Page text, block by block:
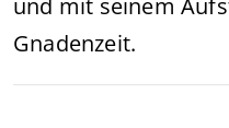
Gnadenzeit.